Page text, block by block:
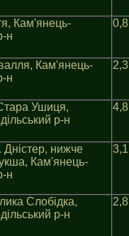
Кам'янець-
н
0,8
Кам'янець-
н
2,3
Ушиця,
р-н
4,8
Днiстер, нижче
Кам'янець-
н
3,1
Слобідка,
р-н
2,8